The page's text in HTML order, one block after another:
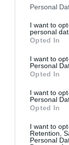
Please note
not limited to
grant or deny
use your data
consent section.
Personal
I want to
personal
Opted In
I want to
Personal
Opted In
I want to
Personal
Opted In
I want to
Retention,
Personal
Fungus